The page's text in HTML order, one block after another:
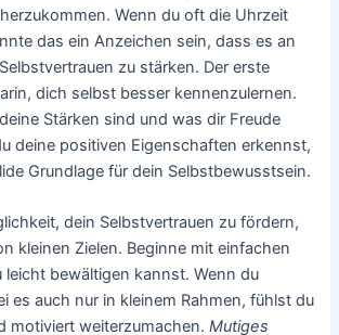
Wenn du oft die Uhrzeit
das ein Anzeichen sein, dass es an
zu stärken. Der erste
dich selbst besser kennenzulernen.
Stärken sind und was dir Freude
deine positiven Eigenschaften erkennst,
Grundlage für dein Selbstbewusstsein.
dein Selbstvertrauen zu fördern,
kleinen Zielen. Beginne mit einfachen
leicht bewältigen kannst. Wenn du
es auch nur in kleinem Rahmen, fühlst du
motiviert weiterzumachen.Mutiges